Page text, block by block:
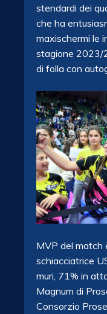
stendardi dei
che ha
maxischermi le
stagione 2023/
di folla con
MVP del match
schiacciatrice
muri, 71% in
Magnum di
Consorzio